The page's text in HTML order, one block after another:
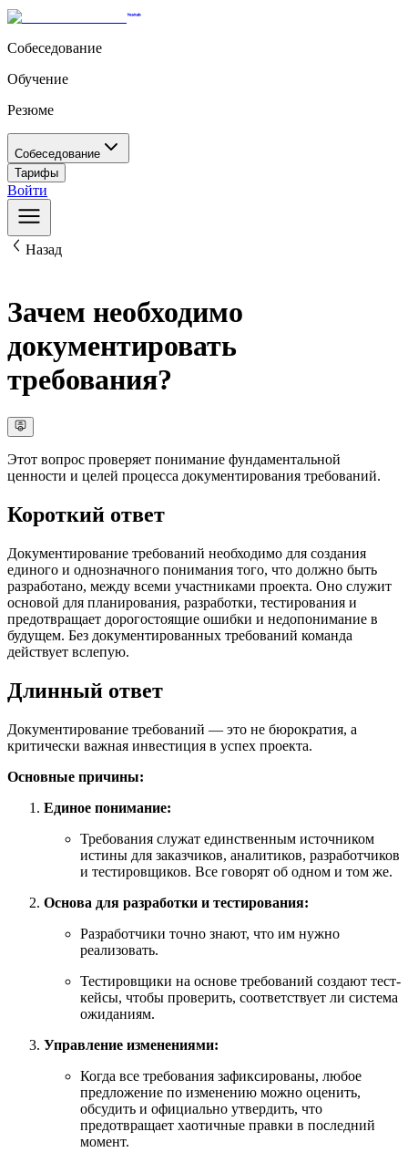
Собеседование
Обучение
Резюме
Собеседование
Тарифы
Войти
Назад
Зачем необходимо
документировать
требования?
Этот вопрос проверяет понимание фундаментальной
ценности и целей процесса документирования требований.
Короткий ответ
Документирование требований необходимо для создания
единого и однозначного понимания того, что должно быть
разработано, между всеми участниками проекта. Оно служит
основой для планирования, разработки, тестирования и
предотвращает дорогостоящие ошибки и недопонимание в
будущем. Без документированных требований команда
действует вслепую.
Длинный ответ
Документирование требований — это не бюрократия, а
критически важная инвестиция в успех проекта.
Основные причины:
Единое понимание:
Требования служат единственным источником
истины для заказчиков, аналитиков, разработчиков
и тестировщиков. Все говорят об одном и том же.
Основа для разработки и тестирования:
Разработчики точно знают, что им нужно
реализовать.
Тестировщики на основе требований создают тест-
кейсы, чтобы проверить, соответствует ли система
ожиданиям.
Управление изменениями:
Когда все требования зафиксированы, любое
предложение по изменению можно оценить,
обсудить и официально утвердить, что
предотвращает хаотичные правки в последний
момент.